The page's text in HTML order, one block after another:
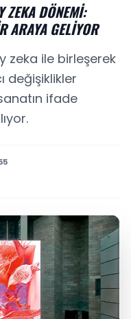
ZEKA DÖNEMI:
ARAYA GELIYOR
zeka ile birleşerek
değişiklikler
ifade